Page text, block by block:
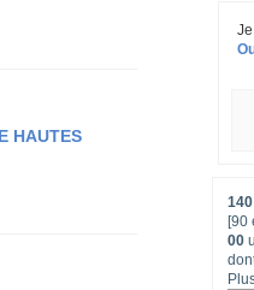
140
[90
00
HAUTES